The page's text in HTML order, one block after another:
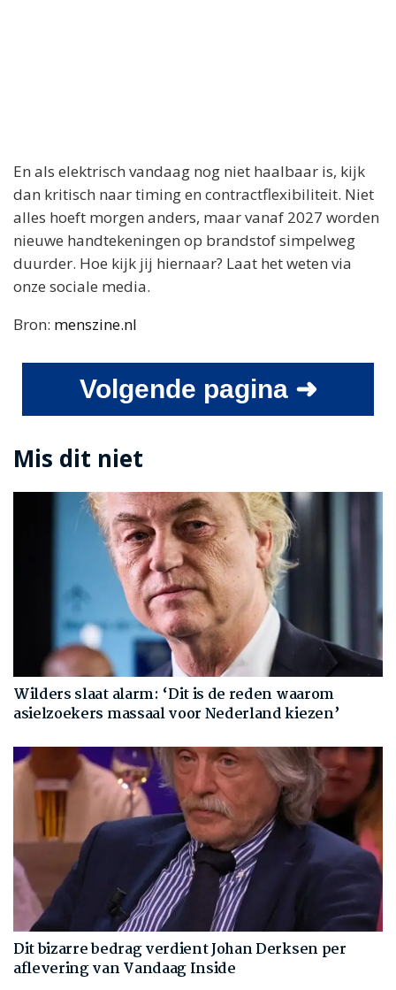
En als elektrisch vandaag nog niet haalbaar is, kijk
dan kritisch naar timing en contractflexibiliteit. Niet
alles hoeft morgen anders, maar vanaf 2027 worden
nieuwe handtekeningen op brandstof simpelweg
duurder. Hoe kijk jij hiernaar? Laat het weten via
onze sociale media.
Bron: menszine.nl
Volgende pagina ➜
Mis dit niet
Wilders slaat alarm: ‘Dit is de reden waarom
asielzoekers massaal voor Nederland kiezen’
Dit bizarre bedrag verdient Johan Derksen per
aflevering van Vandaag Inside